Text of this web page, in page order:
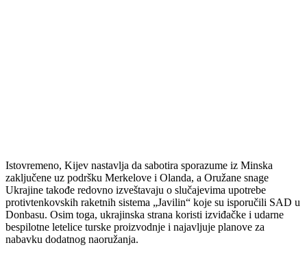
Istovremeno, Kijev nastavlja da sabotira sporazume iz Minska
zaključene uz podršku Merkelove i Olanda, a Oružane snage
Ukrajine takođe redovno izveštavaju o slučajevima upotrebe
protivtenkovskih raketnih sistema „Javilin“ koje su isporučili SAD u
Donbasu. Osim toga, ukrajinska strana koristi izviđačke i udarne
bespilotne letelice turske proizvodnje i najavljuje planove za
nabavku dodatnog naoružanja.